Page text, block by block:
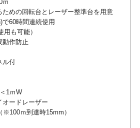
ｍ
ための回転台とレーザー整準台を用意
で60時間連続使用
用も可能）
動作防止
ル付
1ｍW
ードレーザー
ｍ到達時15mm）